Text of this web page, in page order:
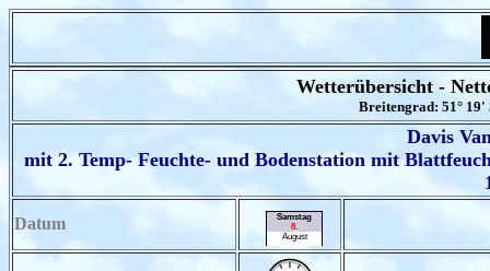
Wetterübersicht -
Breitengrad: 51°
Davis
mit 2. Temp- Feuchte- und Bodenstation mit
Datum